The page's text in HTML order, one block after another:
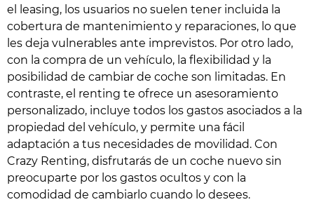
el leasing, los usuarios no suelen tener incluida la
cobertura de mantenimiento y reparaciones, lo que
les deja vulnerables ante imprevistos. Por otro lado,
con la compra de un vehículo, la flexibilidad y la
posibilidad de cambiar de coche son limitadas. En
contraste, el renting te ofrece un asesoramiento
personalizado, incluye todos los gastos asociados a la
propiedad del vehículo, y permite una fácil
adaptación a tus necesidades de movilidad. Con
Crazy Renting, disfrutarás de un coche nuevo sin
preocuparte por los gastos ocultos y con la
comodidad de cambiarlo cuando lo desees.